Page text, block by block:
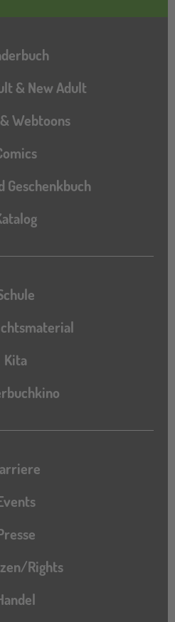
& New Adult
Webtoons
Geschenkbuch
Kita
Rights